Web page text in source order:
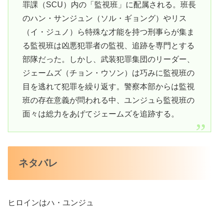
罪課（SCU）内の「監視班」に配属される。班長
のハン・サンジュン（ソル・ギョング）やリス
（イ・ジュノ）ら特殊な才能を持つ刑事らが集ま
る監視班は凶悪犯罪者の監視、追跡を専門とする
部隊だった。しかし、武装犯罪集団のリーダー、
ジェームズ（チョン・ウソン）は巧みに監視班の
目を逃れて犯罪を繰り返す。警察本部からは監視
班の存在意義が問われる中、ユンジュら監視班の
面々は総力をあげてジェームズを追跡する。
ネタバレ
ヒロインはハ・ユンジュ